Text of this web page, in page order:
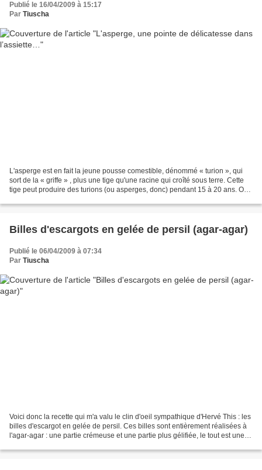
Publié le 16/04/2009 à 15:17
Par Tiuscha
L'asperge est en fait la jeune pousse comestible, dénommé « turion », qui
sort de la « griffe » , plus une tige qu'une racine qui croîté sous terre. Cette
tige peut produire des turions (ou asperges, donc) pendant 15 à 20 ans. On
Billes d'escargots en gelée de persil (agar-agar)
Publié le 06/04/2009 à 07:34
Par Tiuscha
Voici donc la recette qui m'a valu le clin d'oeil sympathique d'Hervé This : les
billes d'escargot en gelée de persil. Ces billes sont entièrement réalisées à
l'agar-agar : une partie crémeuse et une partie plus gélifiée, le tout est une